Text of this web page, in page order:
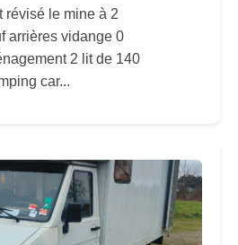
révisé le mine à 2
arrières vidange 0
2 lit de 140
car...